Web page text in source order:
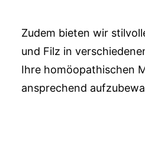
Zudem bieten wir
und Filz in
Ihre homöopathischen
ansprechend